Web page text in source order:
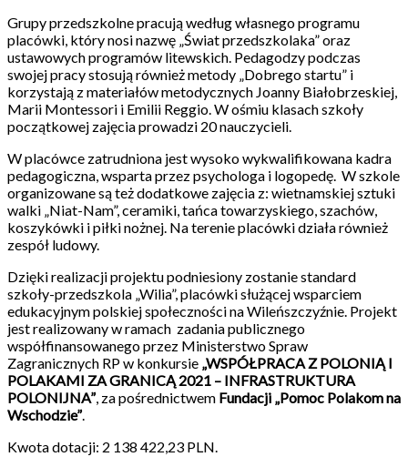
Grupy przedszkolne pracują według własnego programu
placówki, który nosi nazwę „Świat przedszkolaka” oraz
ustawowych programów litewskich. Pedagodzy podczas
swojej pracy stosują również metody „Dobrego startu” i
korzystają z materiałów metodycznych Joanny Białobrzeskiej,
Marii Montessori i Emilii Reggio. W ośmiu klasach szkoły
początkowej zajęcia prowadzi 20 nauczycieli.
W placówce zatrudniona jest wysoko wykwalifikowana kadra
pedagogiczna, wsparta przez psychologa i logopedę. W szkole
organizowane są też dodatkowe zajęcia z: wietnamskiej sztuki
walki „Niat-Nam”, ceramiki, tańca towarzyskiego, szachów,
koszykówki i piłki nożnej. Na terenie placówki działa również
zespół ludowy.
Dzięki realizacji projektu podniesiony zostanie standard
szkoły-przedszkola „Wilia”, placówki służącej wsparciem
edukacyjnym polskiej społeczności na Wileńszczyźnie. Projekt
jest realizowany w ramach zadania publicznego
współfinansowanego przez Ministerstwo Spraw
Zagranicznych RP w konkursie „WSPÓŁPRACA Z POLONIĄ I
POLAKAMI ZA GRANICĄ 2021 – INFRASTRUKTURA
POLONIJNA”, za pośrednictwem Fundacji „Pomoc Polakom na
Wschodzie”.
Kwota dotacji: 2 138 422,23 PLN.